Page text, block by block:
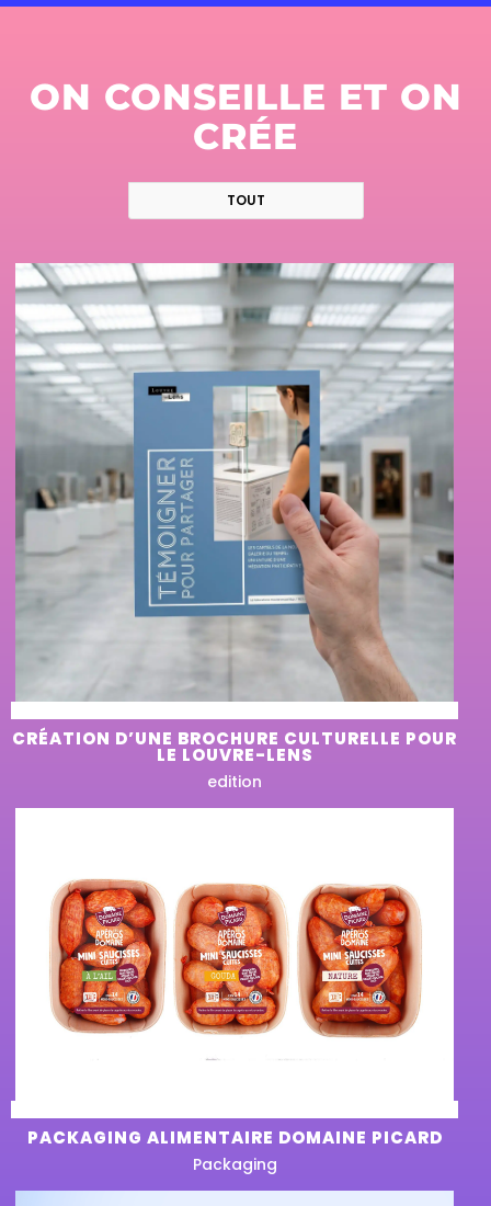
ON CONSEILLE ET ON
CRÉE
TOUT
CRÉATION D’UNE BROCHURE CULTURELLE POUR
LE LOUVRE-LENS
edition
PACKAGING ALIMENTAIRE DOMAINE PICARD
Packaging